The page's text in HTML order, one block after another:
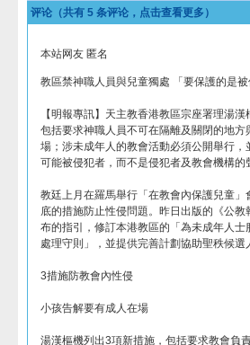
评论（共有 5 条评论，点击查看更多）
本站网友 匿名
教區禁神職人員與兒童獨處 「要保護的是被
【明報專訊】天主教香港教區宗座署理湯
包括要求神職人員不可在隔離及關閉的地
場；涉未成年人的教會活動必須公開舉行
可能被侵犯者，而不是侵犯者及教會機構的
教廷上月在羅馬舉行「在教會內保護兒童
底的措施防止性侵問題。昨日出版的《公
布的指引，修訂本港教區的「為未成年人
處理守則」，並提供完善計劃協助聖秩候選
3措施防教會內性侵
小孩告解要有成人在場
湯漢樞機列出3項新措施，包括要求教會負